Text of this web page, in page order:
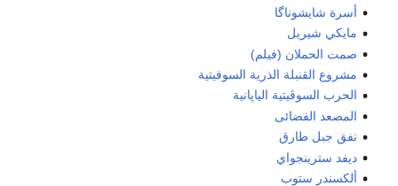
أسرة شايشوناگا
مايكي شيريل
صمت الحملان (فيلم)
مشروع القنبلة الذرية السوفيتية
الحرب السوڤيتية الياپانية
المصعد الفضائى
نفق جبل طارق
ديفد سترينجواي
ألكسندر ستوب